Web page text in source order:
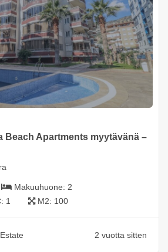
Beach Apartments myytävänä –
Makuuhuone: 2
1 M2: 100
2 vuotta sitten